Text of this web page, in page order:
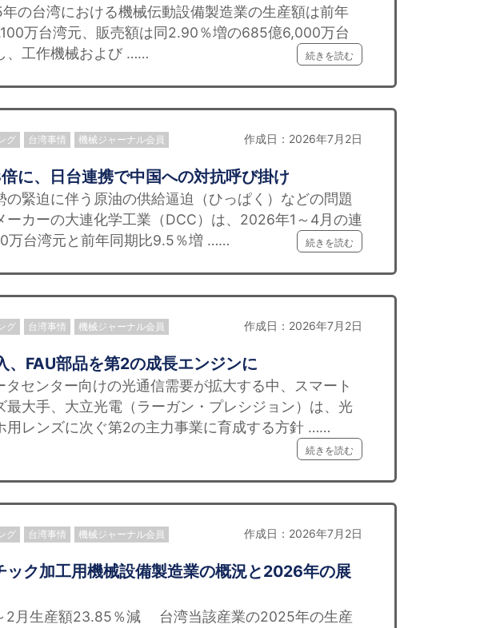
台湾における機械伝動設備製造業の生産額は前年
万台湾元、販売額は同2.90％増の685億6,000万台
、工作機械および ……
続きを読む
グ 台湾事情 機械ジャーナル会員 作成日：2026年7月2日
に、日台連携で中国への対抗呼び掛け
緊迫に伴う原油の供給逼迫（ひっぱく）などの問題
ーカーの大連化学工業（DCC）は、2026年1～4月の連
万台湾元と前年同期比9.5％増 ……
続きを読む
グ 台湾事情 機械ジャーナル会員 作成日：2026年7月2日
、FAU部品を第2の成長エンジンに
センター向けの光通信需要が拡大する中、スマート
最大手、大立光電（ラーガン・プレシジョン）は、光
用レンズに次ぐ第2の主力事業に育成する方針 ……
続きを読む
グ 台湾事情 機械ジャーナル会員 作成日：2026年7月2日
ック加工用機械設備製造業の概況と2026年の展
2月生産額23.85％減 台湾当該産業の2025年の生産